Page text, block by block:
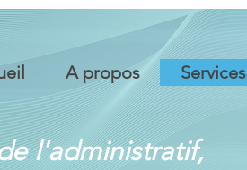
A propos Services
l'administratif,